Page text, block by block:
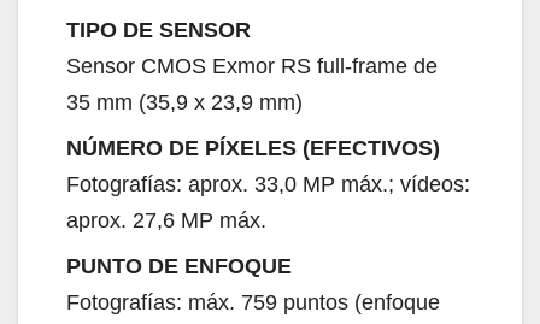
TIPO DE SENSOR
Sensor CMOS Exmor RS full-frame de
35 mm (35,9 x 23,9 mm)
NÚMERO DE PÍXELES (EFECTIVOS)
Fotografías: aprox. 33,0 MP máx.; vídeos:
aprox. 27,6 MP máx.
PUNTO DE ENFOQUE
Fotografías: máx. 759 puntos (enfoque